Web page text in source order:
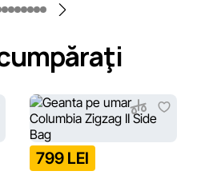
799 LEI